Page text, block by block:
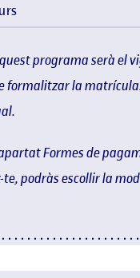
programa serà el
formalitzar la
Formes de
podràs escollir la